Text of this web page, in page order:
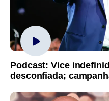
Podcast: Vice
desconfiada;